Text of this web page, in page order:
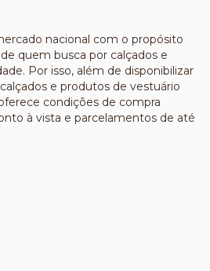
nacional com o propósito
quem busca por calçados e
Por isso, além de disponibilizar
e produtos de vestuário
condições de compra
à vista e parcelamentos de até